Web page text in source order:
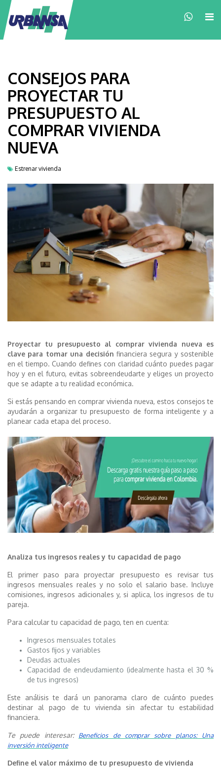
CONSEJOS PARA
PROYECTAR TU
PRESUPUESTO AL
COMPRAR VIVIENDA
NUEVA
Estrenar vivienda
Proyectar tu presupuesto al comprar vivienda nueva es
clave para tomar una decisión financiera segura y sostenible
en el tiempo. Cuando defines con claridad cuánto puedes pagar
hoy y en el futuro, evitas sobreendeudarte y eliges un proyecto
que se adapte a tu realidad económica.
Si estás pensando en comprar vivienda nueva, estos consejos te
ayudarán a organizar tu presupuesto de forma inteligente y a
planear cada etapa del proceso.
Analiza tus ingresos reales y tu capacidad de pago
El primer paso para proyectar presupuesto es revisar tus
ingresos mensuales reales y no solo el salario base. Incluye
comisiones, ingresos adicionales y, si aplica, los ingresos de tu
pareja.
Para calcular tu capacidad de pago, ten en cuenta:
Ingresos mensuales totales
Gastos fijos y variables
Deudas actuales
Capacidad de endeudamiento (idealmente hasta el 30 %
de tus ingresos)
Este análisis te dará un panorama claro de cuánto puedes
destinar al pago de tu vivienda sin afectar tu estabilidad
financiera.
Te puede interesar: Beneficios de comprar sobre planos: Una
inversión inteligente
Define el valor máximo de tu presupuesto de vivienda